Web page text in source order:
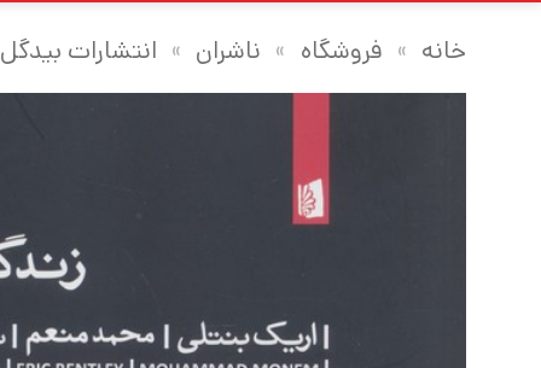
خانه » فروشگاه » ناشران » انتشارات بیدگل